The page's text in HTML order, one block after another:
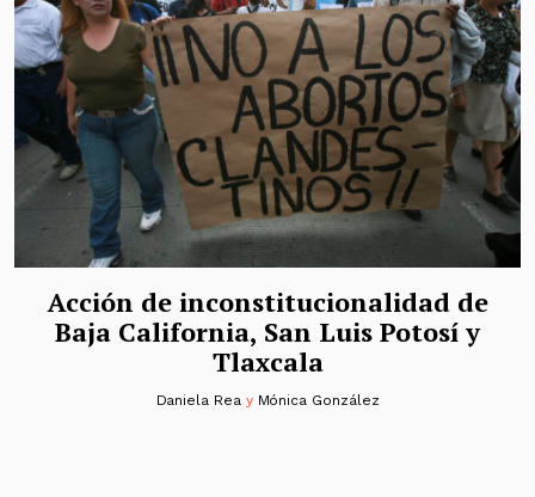
Acción de inconstitucionalidad de
Baja California, San Luis Potosí y
Tlaxcala
Daniela Reay Mónica González